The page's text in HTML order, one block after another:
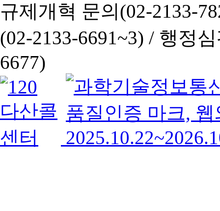
규제개혁 문의(02-2133-
(02-2133-6691~3) / 행정심
6677)